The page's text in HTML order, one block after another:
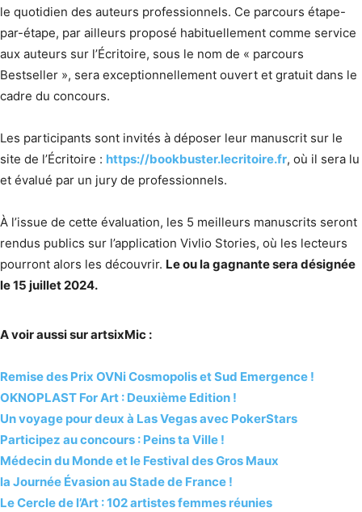
le quotidien des auteurs professionnels. Ce parcours étape-
par-étape, par ailleurs proposé habituellement comme service
aux auteurs sur l’Écritoire, sous le nom de « parcours
Bestseller », sera exceptionnellement ouvert et gratuit dans le
cadre du concours.
Les participants sont invités à déposer leur manuscrit sur le
site de l’Écritoire : https://bookbuster.lecritoire.fr, où il sera lu
et évalué par un jury de professionnels.
À l’issue de cette évaluation, les 5 meilleurs manuscrits seront
rendus publics sur l’application Vivlio Stories, où les lecteurs
pourront alors les découvrir. Le ou la gagnante sera désignée
le 15 juillet 2024.
A voir aussi sur artsixMic :
Remise des Prix OVNi Cosmopolis et Sud Emergence !
OKNOPLAST For Art : Deuxième Edition !
Un voyage pour deux à Las Vegas avec PokerStars
Participez au concours : Peins ta Ville !
Médecin du Monde et le Festival des Gros Maux
la Journée Évasion au Stade de France !
Le Cercle de l’Art : 102 artistes femmes réunies